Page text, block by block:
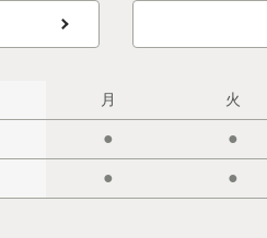
月 火
● ●
● ●